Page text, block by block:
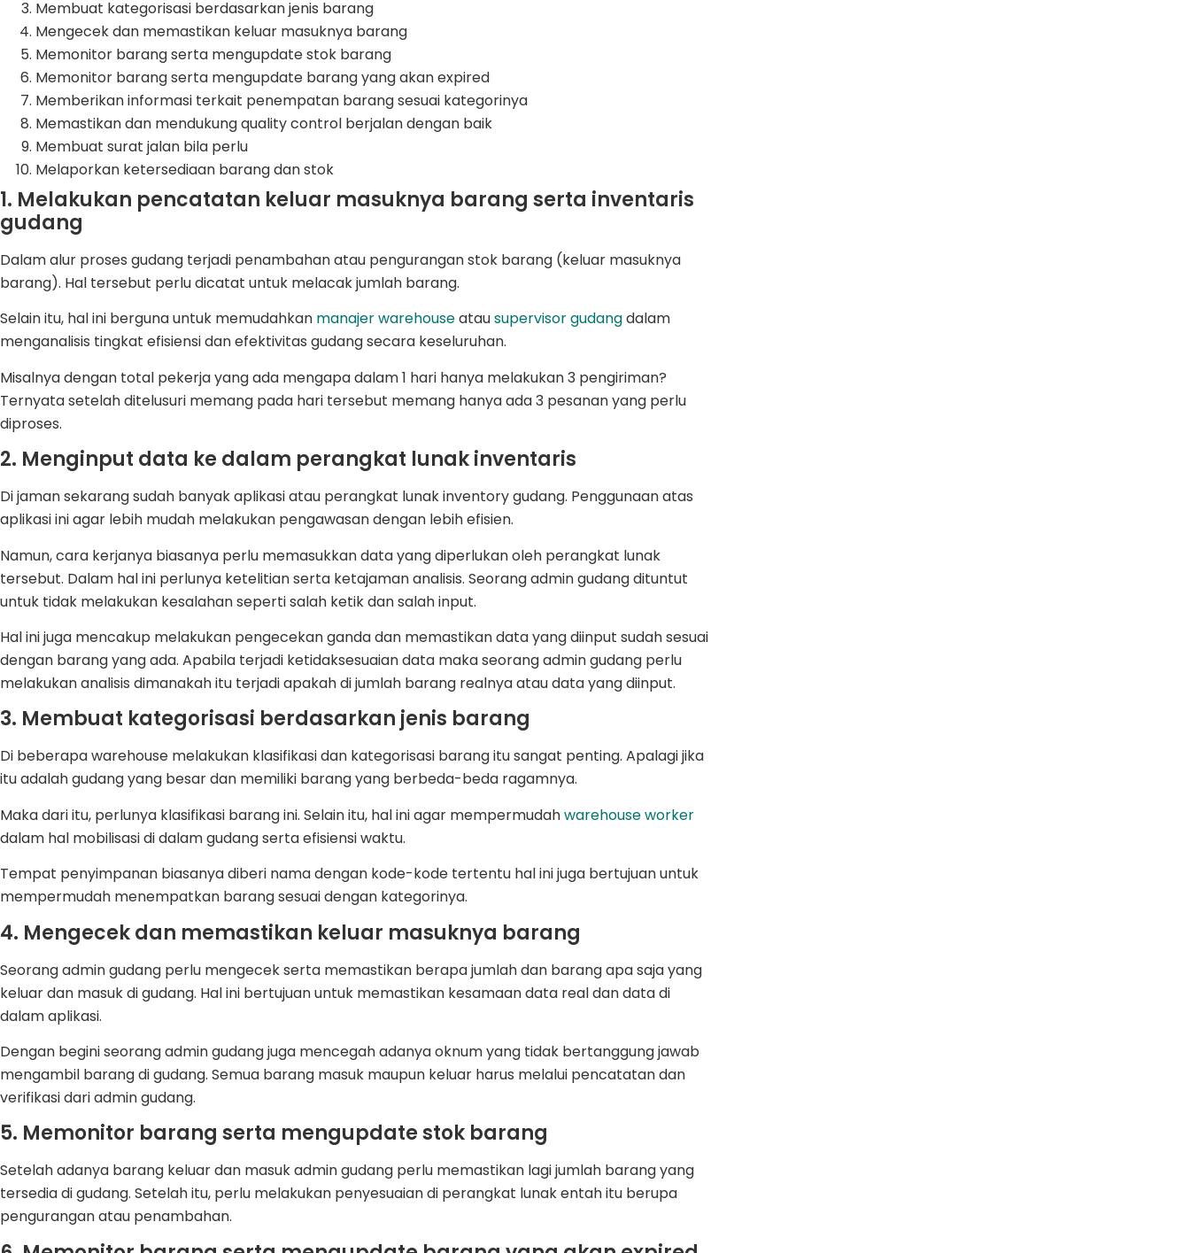
Membuat kategorisasi berdasarkan jenis barang
Mengecek dan memastikan keluar masuknya barang
Memonitor barang serta mengupdate stok barang
Memonitor barang serta mengupdate barang yang akan expired
Memberikan informasi terkait penempatan barang sesuai kategorinya
Memastikan dan mendukung quality control berjalan dengan baik
Membuat surat jalan bila perlu
Melaporkan ketersediaan barang dan stok
1. Melakukan pencatatan keluar masuknya barang serta inventaris
gudang
Dalam alur proses gudang terjadi penambahan atau pengurangan stok barang (keluar masuknya
barang). Hal tersebut perlu dicatat untuk melacak jumlah barang.
Selain itu, hal ini berguna untuk memudahkan manajer warehouseatausupervisor gudangdalam
menganalisis tingkat efisiensi dan efektivitas gudang secara keseluruhan.
Misalnya dengan total pekerja yang ada mengapa dalam 1 hari hanya melakukan 3 pengiriman?
Ternyata setelah ditelusuri memang pada hari tersebut memang hanya ada 3 pesanan yang perlu
diproses.
2. Menginput data ke dalam perangkat lunak inventaris
Di jaman sekarang sudah banyak aplikasi atau perangkat lunak inventory gudang. Penggunaan atas
aplikasi ini agar lebih mudah melakukan pengawasan dengan lebih efisien.
Namun, cara kerjanya biasanya perlu memasukkan data yang diperlukan oleh perangkat lunak
tersebut. Dalam hal ini perlunya ketelitian serta ketajaman analisis. Seorang admin gudang dituntut
untuk tidak melakukan kesalahan seperti salah ketik dan salah input.
Hal ini juga mencakup melakukan pengecekan ganda dan memastikan data yang diinput sudah sesuai
dengan barang yang ada. Apabila terjadi ketidaksesuaian data maka seorang admin gudang perlu
melakukan analisis dimanakah itu terjadi apakah di jumlah barang realnya atau data yang diinput.
3. Membuat kategorisasi berdasarkan jenis barang
Di beberapa warehouse melakukan klasifikasi dan kategorisasi barang itu sangat penting. Apalagi jika
itu adalah gudang yang besar dan memiliki barang yang berbeda-beda ragamnya.
Maka dari itu, perlunya klasifikasi barang ini. Selain itu, hal ini agar mempermudahwarehouse worker
dalam hal mobilisasi di dalam gudang serta efisiensi waktu.
Tempat penyimpanan biasanya diberi nama dengan kode-kode tertentu hal ini juga bertujuan untuk
mempermudah menempatkan barang sesuai dengan kategorinya.
4. Mengecek dan memastikan keluar masuknya barang
Seorang admin gudang perlu mengecek serta memastikan berapa jumlah dan barang apa saja yang
keluar dan masuk di gudang. Hal ini bertujuan untuk memastikan kesamaan data real dan data di
dalam aplikasi.
Dengan begini seorang admin gudang juga mencegah adanya oknum yang tidak bertanggung jawab
mengambil barang di gudang. Semua barang masuk maupun keluar harus melalui pencatatan dan
verifikasi dari admin gudang.
5. Memonitor barang serta mengupdate stok barang
Setelah adanya barang keluar dan masuk admin gudang perlu memastikan lagi jumlah barang yang
tersedia di gudang. Setelah itu, perlu melakukan penyesuaian di perangkat lunak entah itu berupa
pengurangan atau penambahan.